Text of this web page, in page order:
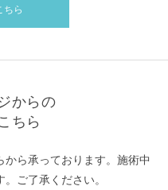
ちら
からの
ちら
ら承っております。施術中
ご了承ください。